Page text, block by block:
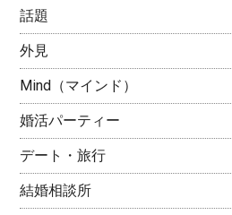
話題
外見
Mind（マインド）
婚活パーティー
デート・旅行
結婚相談所